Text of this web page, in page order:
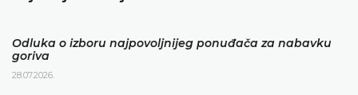
Odluka o izboru najpovoljnijeg ponuđača za nabavku
goriva
28.07.2026.